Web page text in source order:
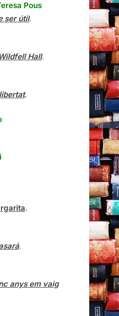
Pous
ser útil.
Hall.
.
.
.
anys em vaig